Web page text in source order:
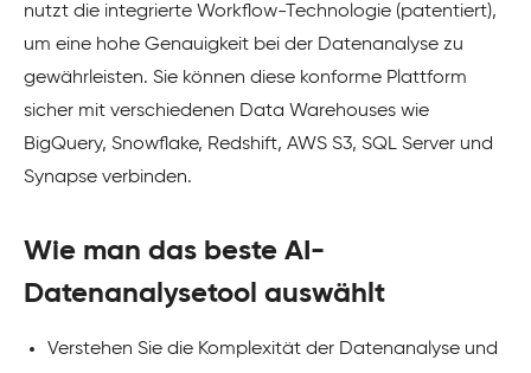
nutzt die integrierte Workflow-Technologie (patentiert),
um eine hohe Genauigkeit bei der Datenanalyse zu
gewährleisten. Sie können diese konforme Plattform
sicher mit verschiedenen Data Warehouses wie
BigQuery, Snowflake, Redshift, AWS S3, SQL Server und
Synapse verbinden.
Wie man das beste AI-
Datenanalysetool auswählt
Verstehen Sie die Komplexität der Datenanalyse und